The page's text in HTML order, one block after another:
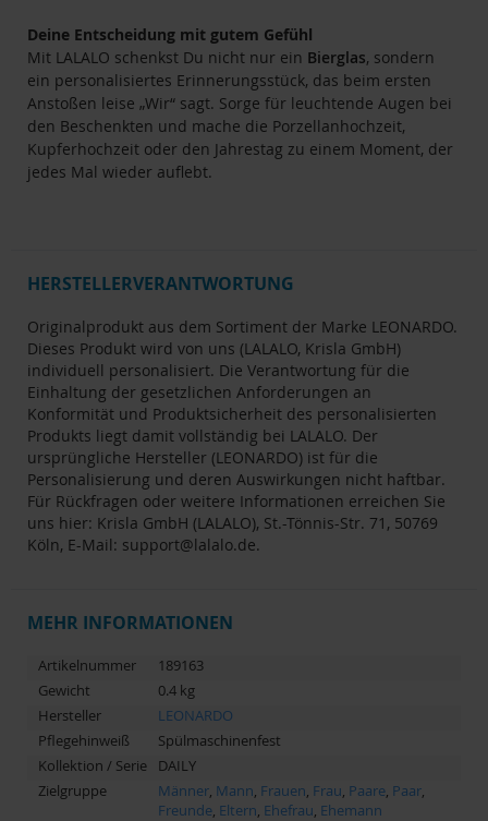
Deine Entscheidung mit gutem Gefühl
Mit LALALO schenkst Du nicht nur ein Bierglas, sondern
ein personalisiertes Erinnerungsstück, das beim ersten
Anstoßen leise „Wir“ sagt. Sorge für leuchtende Augen bei
den Beschenkten und mache die Porzellanhochzeit,
Kupferhochzeit oder den Jahrestag zu einem Moment, der
jedes Mal wieder auflebt.
HERSTELLERVERANTWORTUNG
Originalprodukt aus dem Sortiment der Marke LEONARDO.
Dieses Produkt wird von uns (LALALO, Krisla GmbH)
individuell personalisiert. Die Verantwortung für die
Einhaltung der gesetzlichen Anforderungen an
Konformität und Produktsicherheit des personalisierten
Produkts liegt damit vollständig bei LALALO. Der
ursprüngliche Hersteller (LEONARDO) ist für die
Personalisierung und deren Auswirkungen nicht haftbar.
Für Rückfragen oder weitere Informationen erreichen Sie
uns hier: Krisla GmbH (LALALO), St.-Tönnis-Str. 71, 50769
Köln, E-Mail: support@lalalo.de.
MEHR INFORMATIONEN
Artikelnummer
189163
Gewicht
0.4 kg
Hersteller
LEONARDO
Pflegehinweiß
Spülmaschinenfest
Kollektion / Serie
DAILY
Zielgruppe
Männer, Mann, Frauen, Frau, Paare, Paar,
Freunde, Eltern, Ehefrau, Ehemann